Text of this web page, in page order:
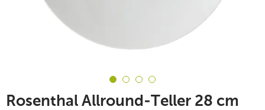
Rosenthal Allround-Teller 28 cm